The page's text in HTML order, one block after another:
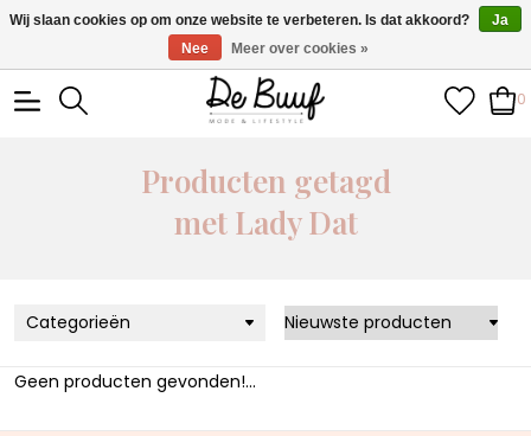
• Wekelijks nieuwe items • Gratis verzending >€100,- •
Verzonden binnen 1-3 werkdagen
0
Producten getagd
met Lady Dat
Categorieën
Geen producten gevonden!...
Wij slaan cookies op om onze website te verbeteren. Is dat akkoord?
Ja
Nee
Meer over cookies »